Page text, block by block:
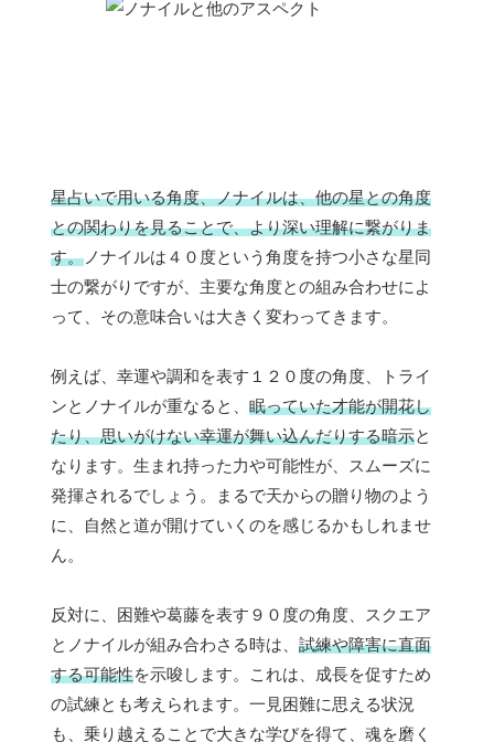
星占いで用いる角度、ノナイルは、他の星との角度
との関わりを見ることで、より深い理解に繋がりま
す。 ノナイルは４０度という角度を持つ小さな星同
士の繋がりですが、主要な角度との組み合わせによ
って、その意味合いは大きく変わってきます。
例えば、幸運や調和を表す１２０度の角度、トライ
ンとノナイルが重なると、 眠っていた才能が開花し
たり、思いがけない幸運が舞い込んだりする暗示と
なります。生まれ持った力や可能性が、スムーズに
発揮されるでしょう。まるで天からの贈り物のよう
に、自然と道が開けていくのを感じるかもしれませ
ん。
反対に、困難や葛藤を表す９０度の角度、スクエア
とノナイルが組み合わさる時は、 試練や障害に直面
する可能性を示唆します。これは、成長を促すため
の試練とも考えられます。一見困難に思える状況
も、乗り越えることで大きな学びを得て、魂を磨く